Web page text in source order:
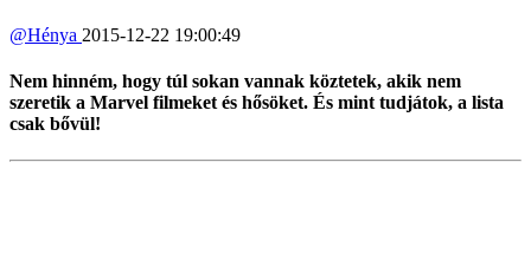
@Hénya 2015-12-22 19:00:49
Nem hinném, hogy túl sokan vannak köztetek, akik nem
szeretik a Marvel filmeket és hősöket. És mint tudjátok, a lista
csak bővül!